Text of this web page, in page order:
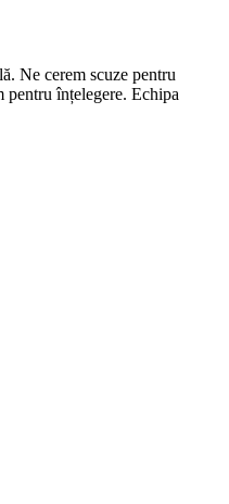
Ne cerem scuze pentru
pentru înțelegere. Echipa